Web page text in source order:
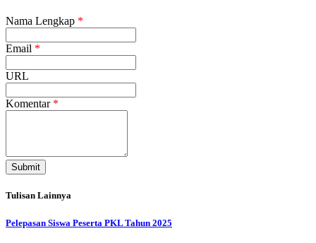
Nama Lengkap *
Email *
URL
Komentar *
Submit
Tulisan Lainnya
Pelepasan Siswa Peserta PKL Tahun 2025